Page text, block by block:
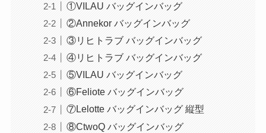
①VILAU バッグインバッグ
②Annekor バッグインバッグ
③リヒトラブ バッグインバッグ
④リヒトラブ バッグインバッグ
⑤VILAU バッグインバッグ
⑥Feliote バッグインバッグ
⑦Lelotte バッグインバッグ 縦型
⑧CtwoQ バッグインバッグ